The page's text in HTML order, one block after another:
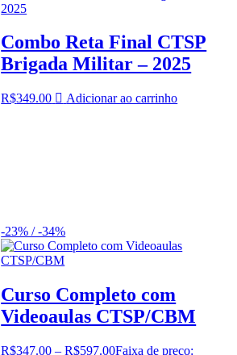
Combo Reta Final CTSP
Brigada Militar – 2025
R$349.00 Adicionar ao carrinho
-23% / -34%
Curso Completo com
Videoaulas CTSP/CBM
R$347.00 – R$597.00Faixa de preço: